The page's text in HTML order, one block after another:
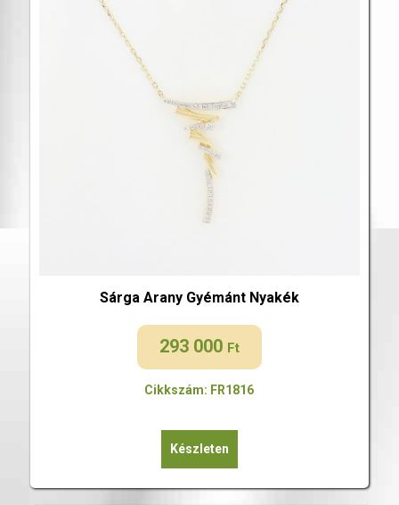
Sárga Arany Gyémánt Nyakék
293 000 Ft
Cikkszám: FR1816
Készleten